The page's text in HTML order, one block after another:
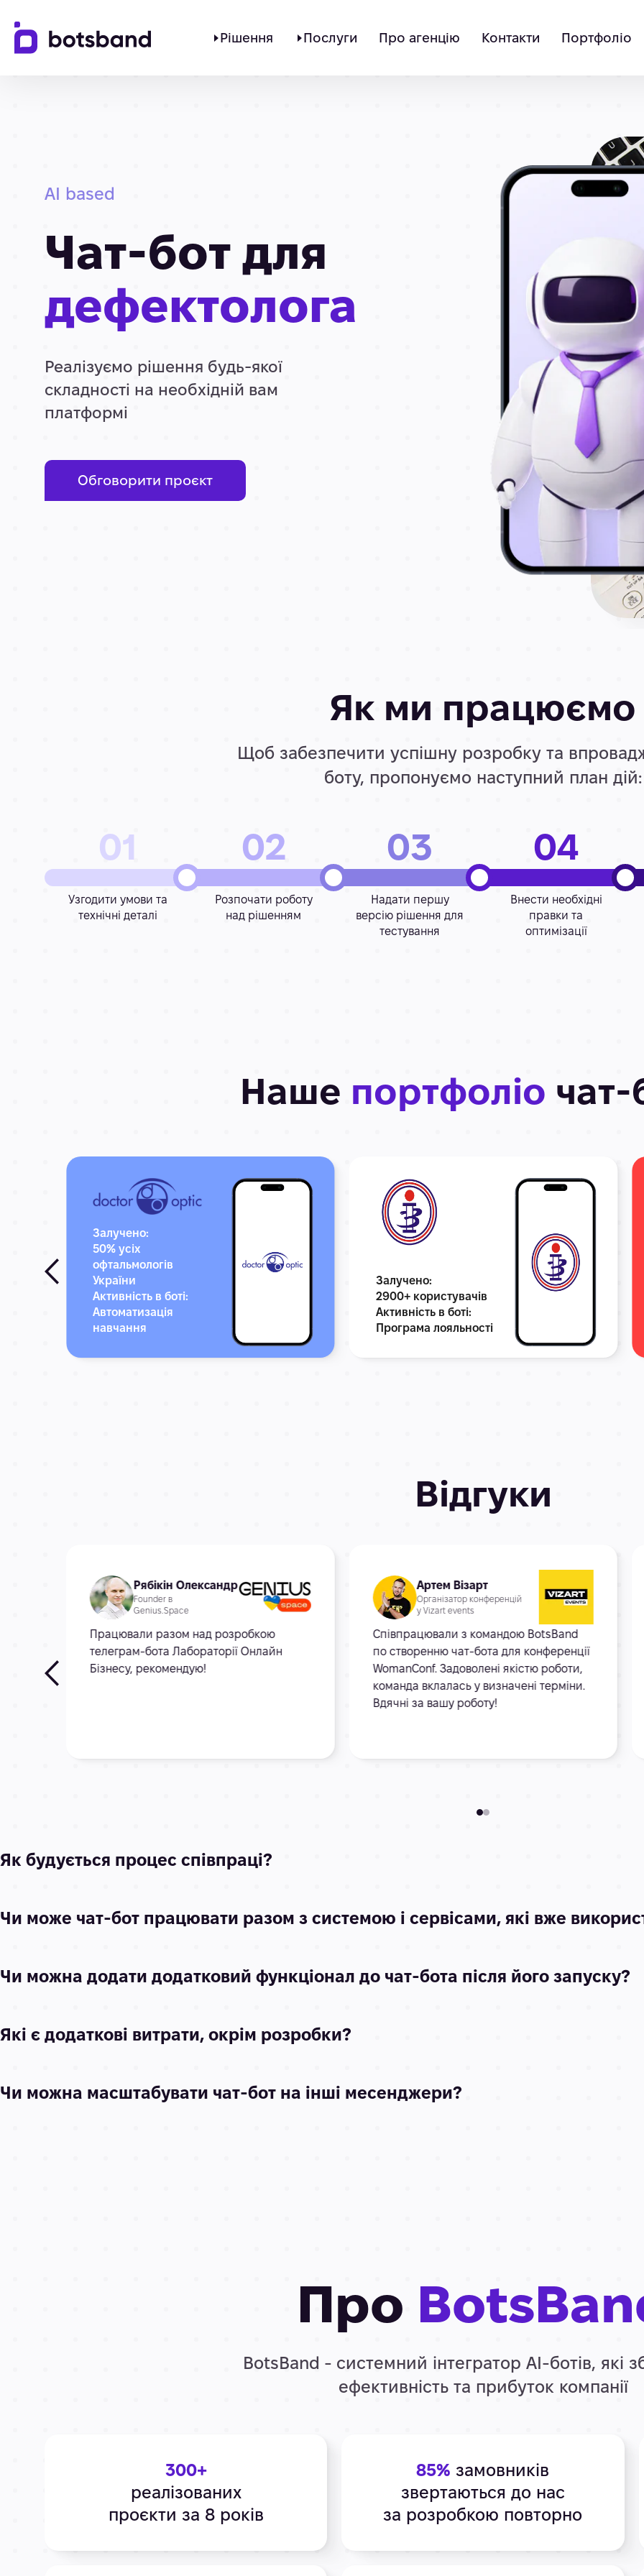
Рішення Послуги Про агенцію Контакти Портфоліо
AI based
Чат-бот для
дефектолога
Реалізуємо рішення будь-якої
складності на необхідній вам
платформі
Обговорити проєкт
Як ми працюємо
Щоб забезпечити успішну розробку та
боту, пропонуємо наступний план дій:
01 02 03 04
Узгодити умови та
технічні деталі
Розпочати роботу
над рішенням
Надати першу
версію рішення для
тестування
Внести необхідні
правки та
оптимізації
Наше портфоліо чат-
Залучено:
50% усіх
офтальмологів
України
Активність в боті:
Автоматизація
навчання
Залучено:
2900+ користувачів
Активність в боті:
Програма лояльності
Відгуки
Рябікін Олександр
Founder в
Genius.Space
Працювали разом над розробкою
телеграм-бота Лабораторії Онлайн
Бізнесу, рекомендую!
Артем Візарт
Організатор конференцій
у Vizart events
Співпрацювали з командою BotsBand
по створенню чат-бота для конференції
WomanConf. Задоволені якістю роботи,
команда вклалась у визначені терміни.
Вдячні за вашу роботу!
Як будується процес співпраці?
Чи може чат-бот працювати разом з системою і сервісами, які вже
Чи можна додати додатковий функціонал до чат-бота після його запуску?
Які є додаткові витрати, окрім розробки?
Чи можна масштабувати чат-бот на інші месенджери?
Про
BotsBand - системний інтегратор АІ-ботів, які
ефективність та прибуток компанії
300+
реалізованих
проєкти за 8 років
85% замовників
звертаються до нас
за розробкою повторно